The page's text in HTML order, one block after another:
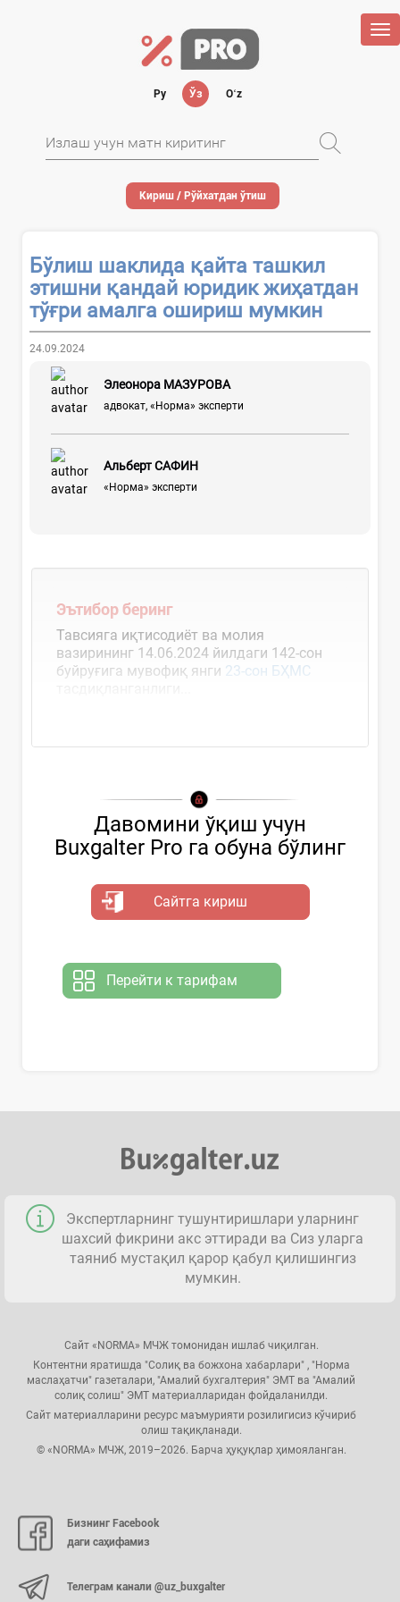
Ру Ўз Oʻz
Кириш / Рўйхатдан ўтиш
Бўлиш шаклида қайта ташкил
этишни қандай юридик жиҳатдан
тўғри амалга ошириш мумкин
24.09.2024
Элеонора МАЗУРОВА
адвокат, «Норма» эксперти
Альберт САФИН
«Норма» эксперти
Эътибор беринг
Тавсияга иқтисодиёт ва молия
вазирининг 14.06.2024 йилдаги 142-сон
буйруғига мувофиқ янги 23-сон БҲМС
Давомини ўқиш учун
Buxgalter Pro га обуна бўлинг
Сайтга кириш
Перейти к тарифам
Экспертларнинг тушунтиришлари уларнинг
шахсий фикрини акс эттиради ва Сиз уларга
таяниб мустақил қарор қабул қилишингиз
мумкин.
Сайт «NORMA» МЧЖ томонидан ишлаб чиқилган.
Контентни яратишда "Солиқ ва божхона хабарлари" , "Норма
маслаҳатчи" газеталари, "Амалий бухгалтерия" ЭМТ ва "Амалий
солиқ солиш" ЭМТ материалларидан фойдаланилди.
Сайт материалларини ресурс маъмурияти розилигисиз кўчириб
олиш тақиқланади.
© «NORMA» МЧЖ, 2019–2026. Барча ҳуқуқлар ҳимояланган.
Бизнинг Facebook
даги саҳифамиз
Телеграм канали @uz_buxgalter